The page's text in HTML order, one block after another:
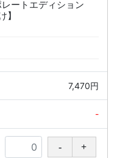
ートエディション
7,470円
-